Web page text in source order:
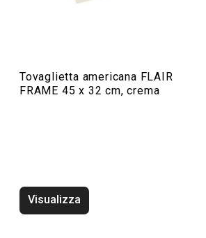
FRAME 45 x 32 cm, verde
Tovaglietta americana FLAIR
FRAME 45 x 32 cm, crema
Visualizza